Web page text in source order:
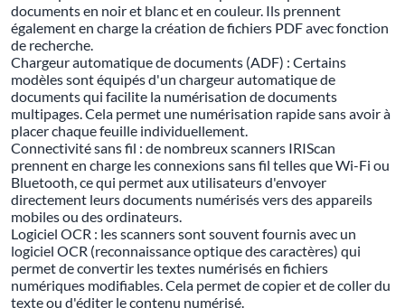
documents en noir et blanc et en couleur. Ils prennent
également en charge la création de fichiers PDF avec fonction
de recherche.
Chargeur automatique de documents (ADF) : Certains
modèles sont équipés d'un chargeur automatique de
documents qui facilite la numérisation de documents
multipages. Cela permet une numérisation rapide sans avoir à
placer chaque feuille individuellement.
Connectivité sans fil : de nombreux scanners IRIScan
prennent en charge les connexions sans fil telles que Wi-Fi ou
Bluetooth, ce qui permet aux utilisateurs d'envoyer
directement leurs documents numérisés vers des appareils
mobiles ou des ordinateurs.
Logiciel OCR : les scanners sont souvent fournis avec un
logiciel OCR (reconnaissance optique des caractères) qui
permet de convertir les textes numérisés en fichiers
numériques modifiables. Cela permet de copier et de coller du
texte ou d'éditer le contenu numérisé.